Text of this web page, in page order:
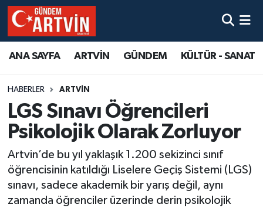
ANA SAYFA ARTVİN GÜNDEM KÜLTÜR - SANAT
HABERLER ARTVİN
LGS Sınavı Öğrencileri
Psikolojik Olarak Zorluyor
Artvin’de bu yıl yaklaşık 1.200 sekizinci sınıf
öğrencisinin katıldığı Liselere Geçiş Sistemi (LGS)
sınavı, sadece akademik bir yarış değil, aynı
zamanda öğrenciler üzerinde derin psikolojik